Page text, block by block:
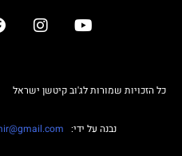
כל הזכויות שמורות לג'וב קיטשן ישראל
נבנה על ידי: Web complex IT